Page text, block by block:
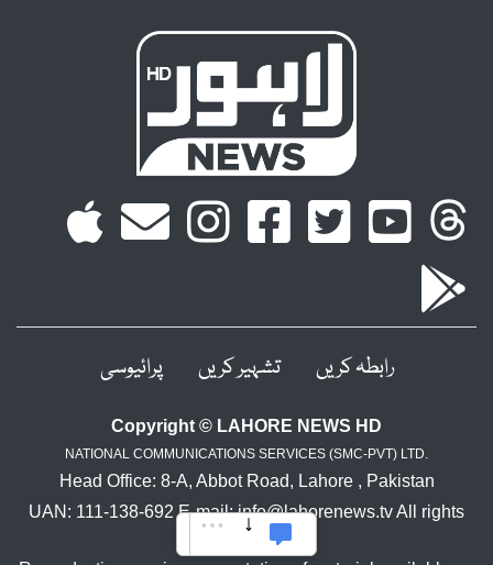
رابطہ کریں تشہیر کریں پرائیوسی
Copyright © LAHORE NEWS HD
NATIONAL COMMUNICATIONS SERVICES (SMC-PVT) LTD.
Head Office: 8-A, Abbot Road, Lahore , Pakistan
UAN: 111-138-692 E-mail: info@lahorenews.tv All rights
reserved.